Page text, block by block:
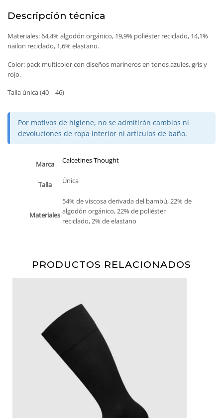
Descripción técnica
Materiales: 64,4% algodón orgánico, 19,9% poliéster reciclado, 14,1%
nailon reciclado, 1,6% elastano.
Color: pack multicolor con diseños marineros en tonos azules, gris y
rojo.
Talla única (40 – 46)
Por motivos de higiene, no se admitirán cambios ni
devoluciones de ropa interior ni artículos de baño.
Marca Calcetines Thought
Talla Única
Materiales
54% de viscosa derivada del bambú, 22% de
algodón orgánico, 22% de poliéster
reciclado, 2% de elastano
PRODUCTOS RELACIONADOS